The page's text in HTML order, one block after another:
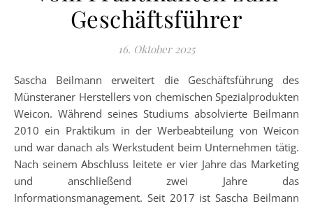
Geschäftsführer
16. Oktober 2025
Sascha Beilmann erweitert die Geschäftsführung des
Münsteraner Herstellers von chemischen Spezialprodukten
Weicon. Während seines Studiums absolvierte Beilmann
2010 ein Praktikum in der Werbeabteilung von Weicon
und war danach als Werkstudent beim Unternehmen tätig.
Nach seinem Abschluss leitete er vier Jahre das Marketing
und anschließend zwei Jahre das
Informationsmanagement. Seit 2017 ist Sascha Beilmann